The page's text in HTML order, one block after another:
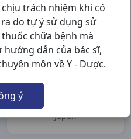
chịu trách nhiệm khi có
do tự ý sử dụng sử
chữa bệnh mà
dẫn của bác sĩ,
môn về Y - Dược.
ý
Transamin 250mg (inj)
Japan